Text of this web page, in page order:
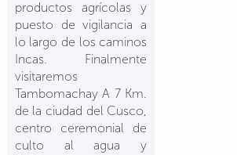
productos agrícolas y
puesto de vigilancia a
lo largo de los caminos
Incas. Finalmente
visitaremos
Tambomachay A 7 Km.
de la ciudad del Cusco,
centro ceremonial de
culto al agua y